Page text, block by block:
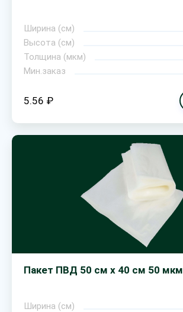
Ширина (см)
Высота (см)
Толщина (мкм)
Мин.заказ
5.56 ₽
Пакет ПВД 50 см х 40 см 50 мкм
Ширина (см)